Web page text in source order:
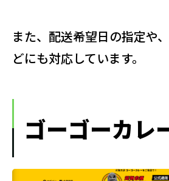
また、配送希望日の指定や
どにも対応しています。
ゴーゴーカレ